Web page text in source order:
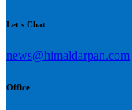
Let's Chat
news@himaldarpan.com
Office